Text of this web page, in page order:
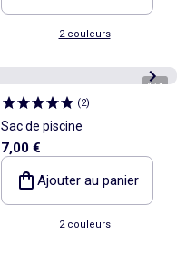
2 couleurs
1/4
(2)
Sac de piscine
7,00 €
Ajouter au panier
2 couleurs